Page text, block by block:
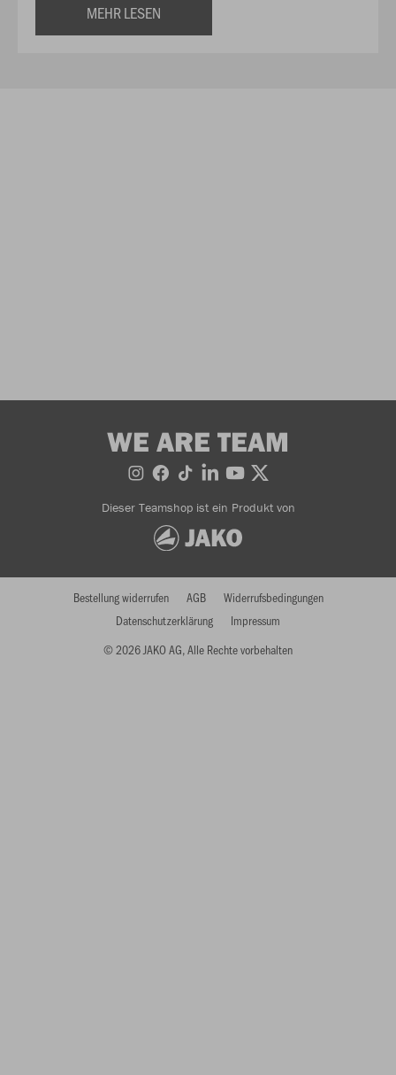
MEHR LESEN
WE ARE TEAM
Dieser Teamshop ist ein Produkt von
© 2026 JAKO AG, Alle Rechte vorbehalten
Bestellung widerrufen AGB
Widerrufsbedingungen
Datenschutzerklärung
Impressum